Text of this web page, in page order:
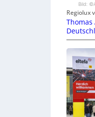
Bild:
Regiolux